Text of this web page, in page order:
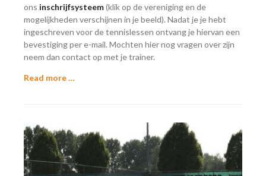
ons inschrijfsysteem(klik op de vereniging en de
mogelijkheden verschijnen in je beeld). Nadat je je hebt
ingeschreven voor de tennislessen ontvang je hiervan een
bevestiging per e-mail. Mochten hier nog vragen over zijn
neem dan contact op met je trainer.
Read more …